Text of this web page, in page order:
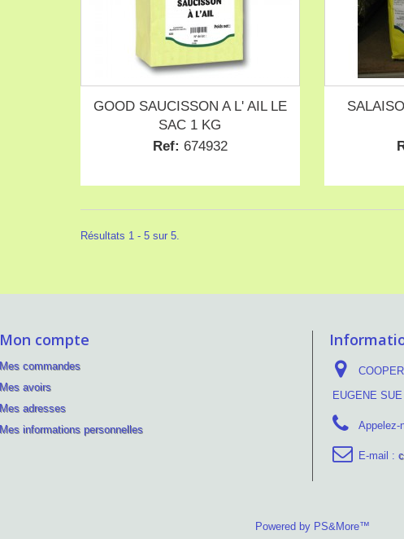
GOOD SAUCISSON A L' AIL LE
SAC 1 KG
Ref: 674932
Résultats 1 - 5 sur 5.
Mon compte
Mes commandes
Mes avoirs
Mes adresses
Mes informations personnelles
EUGENE
Appelez-
E-mail :
Powered by PS&More™